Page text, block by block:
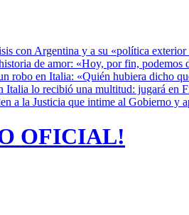
con Argentina y a su «política
de amor: «Hoy, por fin, podemos
robo en Italia: «Quién hubiera dicho
Italia lo recibió una multitud: jugará en
a la Justicia que intime al Gobierno y
OFICIAL!